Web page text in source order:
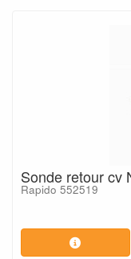
Sonde retour cv
Rapido 552519